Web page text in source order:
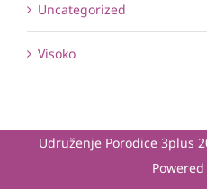
Uncategorized
Visoko
Udruženje Porodice 3plus